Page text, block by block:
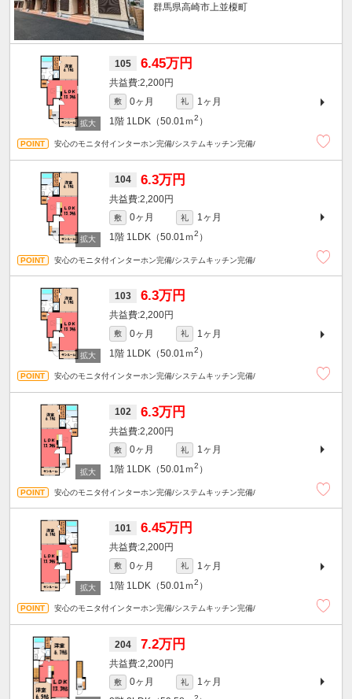
群馬県高崎市上並榎町
105 6.45万円
2,200円
敷 0ヶ月 礼
1ヶ月
1階 1LDK（50.01ｍ2 ）
安心のモニタ付インターホン完備/システムキッチン完備/
104 6.3万円
2,200円
敷 0ヶ月 礼
1ヶ月
1階 1LDK（50.01ｍ2 ）
安心のモニタ付インターホン完備/システムキッチン完備/
103 6.3万円
2,200円
敷 0ヶ月 礼
1ヶ月
1階 1LDK（50.01ｍ2 ）
安心のモニタ付インターホン完備/システムキッチン完備/
102 6.3万円
2,200円
敷 0ヶ月 礼
1ヶ月
1階 1LDK（50.01ｍ2 ）
安心のモニタ付インターホン完備/システムキッチン完備/
101 6.45万円
2,200円
敷 0ヶ月 礼
1ヶ月
1階 1LDK（50.01ｍ2 ）
安心のモニタ付インターホン完備/システムキッチン完備/
204 7.2万円
2,200円
敷 0ヶ月 礼
1ヶ月